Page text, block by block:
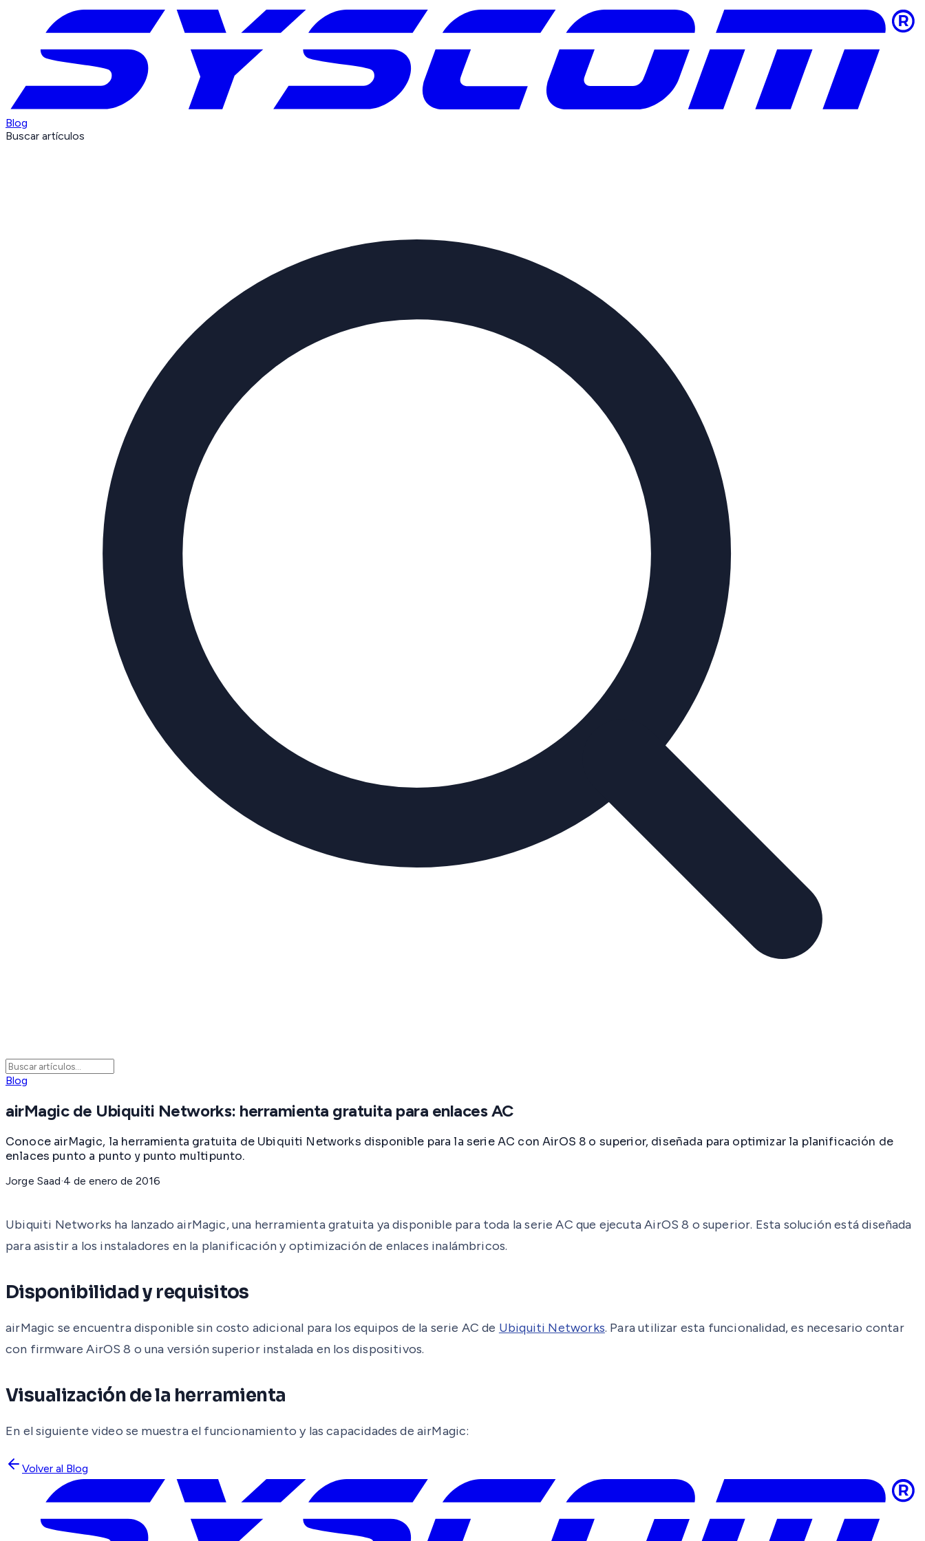
Blog
Buscar artículos
Blog
airMagic de Ubiquiti Networks: herramienta gratuita para enlaces AC
Conoce airMagic, la herramienta gratuita de Ubiquiti Networks disponible para la serie AC con AirOS 8 o superior, diseñada para optimizar la planificación de
enlaces punto a punto y punto multipunto.
Jorge Saad·4 de enero de 2016
Ubiquiti Networks ha lanzado airMagic, una herramienta gratuita ya disponible para toda la serie AC que ejecuta AirOS 8 o superior. Esta solución está diseñada
para asistir a los instaladores en la planificación y optimización de enlaces inalámbricos.
Disponibilidad y requisitos
airMagic se encuentra disponible sin costo adicional para los equipos de la serie AC de Ubiquiti Networks. Para utilizar esta funcionalidad, es necesario contar
con firmware AirOS 8 o una versión superior instalada en los dispositivos.
Visualización de la herramienta
En el siguiente video se muestra el funcionamiento y las capacidades de airMagic:
Volver al Blog